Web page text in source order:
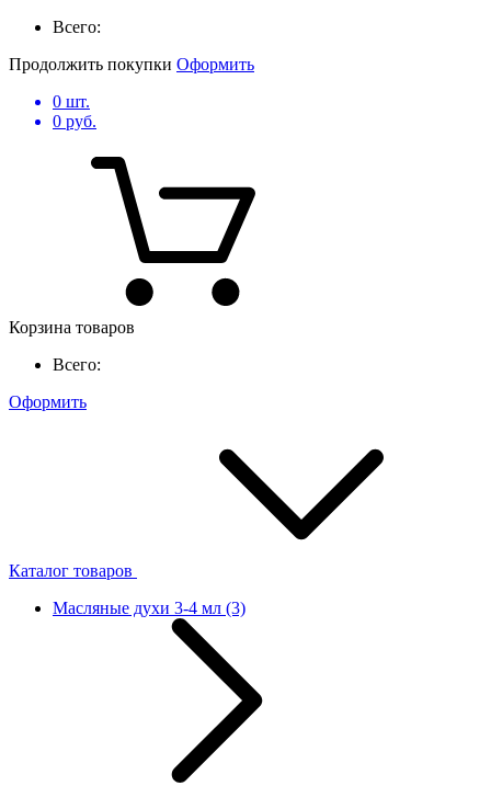
Всего:
Продолжить покупки Оформить
0 шт.
0 руб.
Корзина товаров
Всего:
Оформить
Каталог товаров
Масляные духи 3-4 мл (3)